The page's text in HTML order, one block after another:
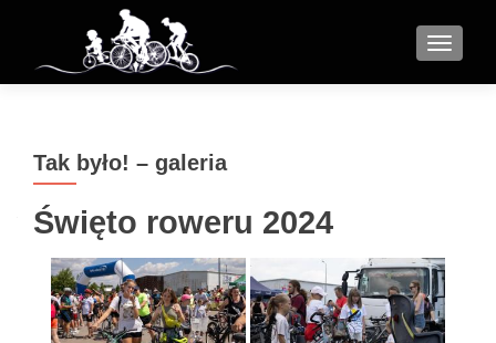
MENU
Tak było! – galeria
Święto roweru 2024